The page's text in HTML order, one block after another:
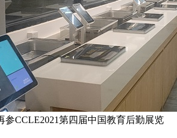
参CCLE2021第四届中国教育后勤展览